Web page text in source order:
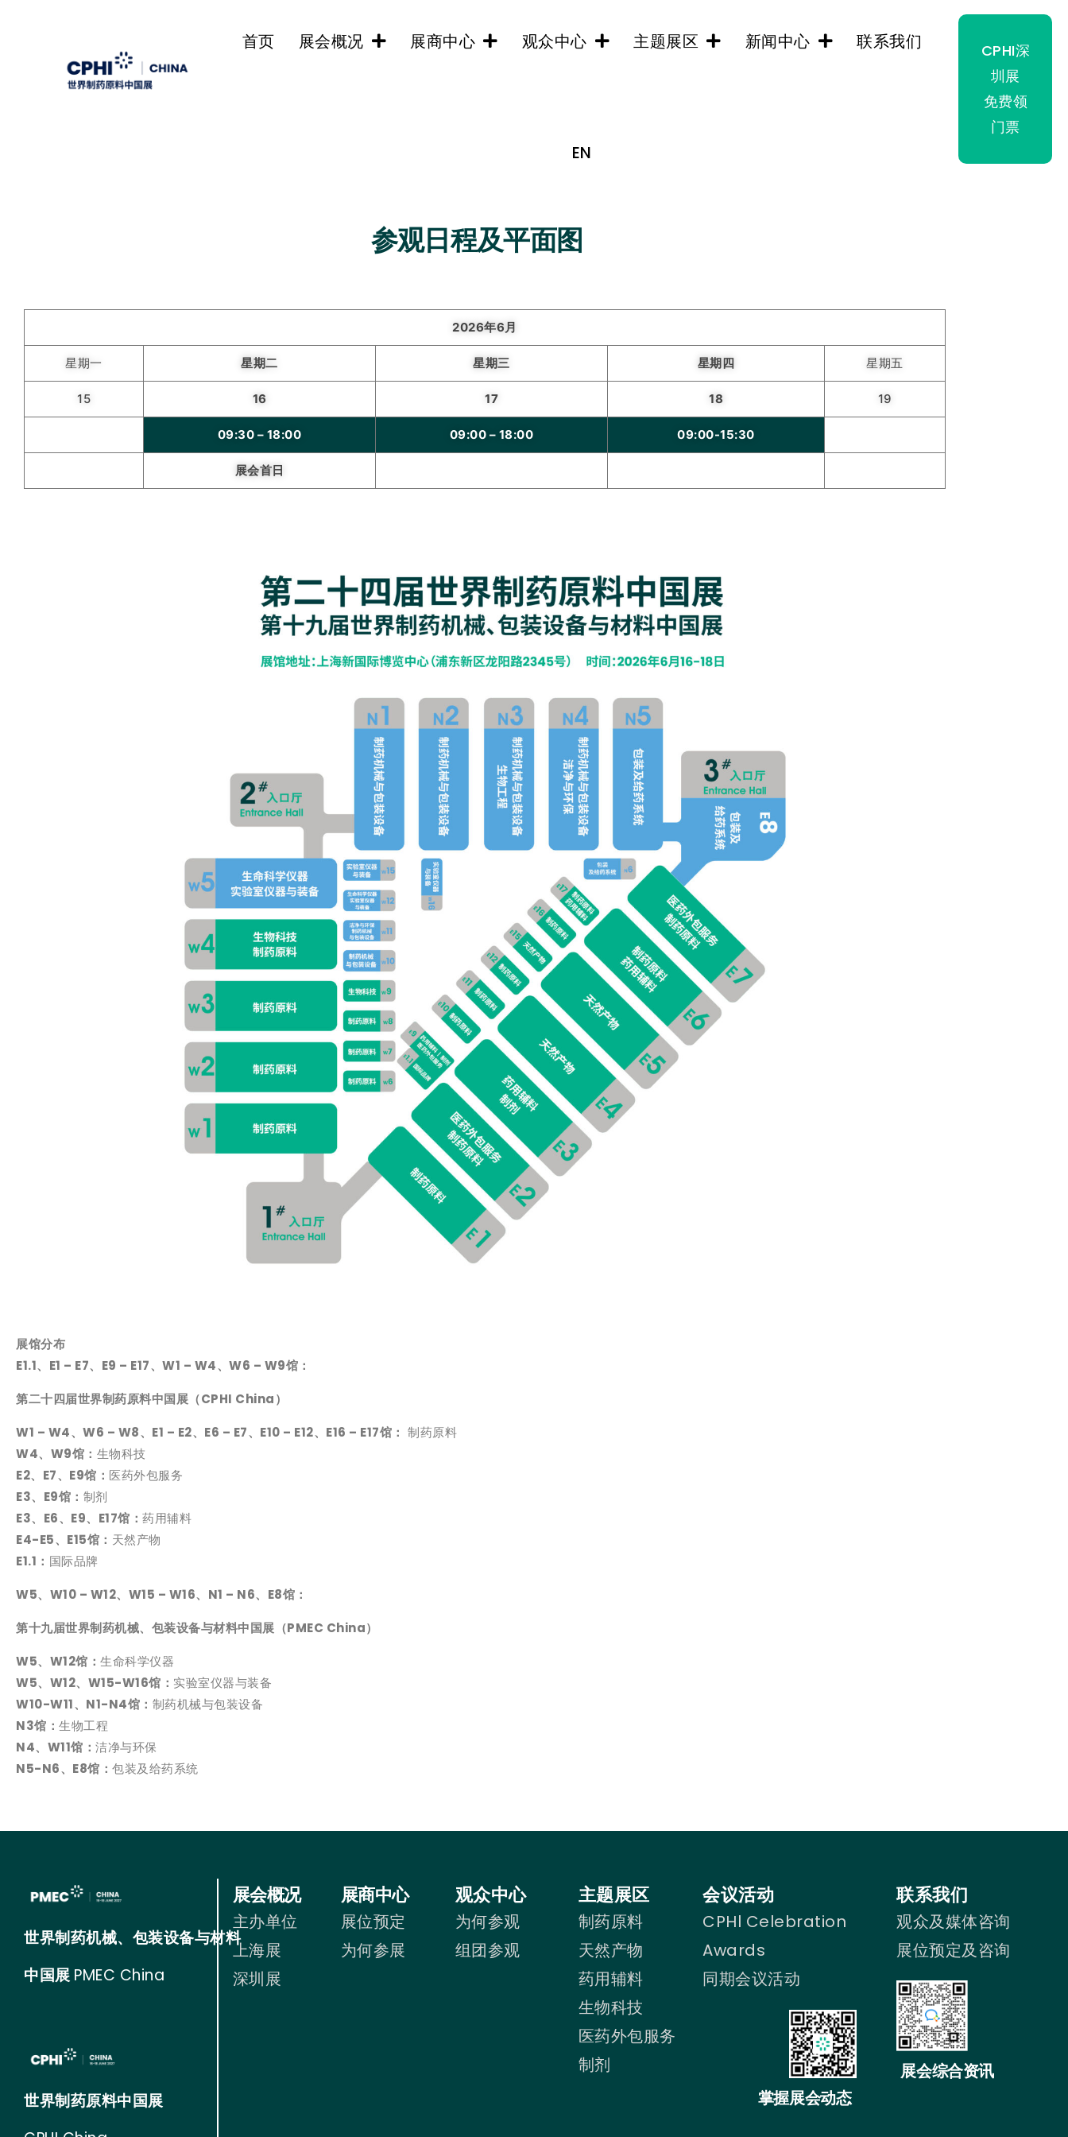
首页 展会概况 展商中心 观众中心 主题展区 新闻中心 联系我们
EN
CPHI深
圳展
免费领
门票
参观日程及平面图
2026年6月
星期一 星期二 星期三 星期四 星期五
15 16 17 18 19
09:30 – 18:00 09:00 – 18:00 09:00-15:30
展会首日
展馆分布
E1.1、E1 – E7、E9 – E17、W1 – W4、W6 – W9馆：
第二十四届世界制药原料中国展（CPHI China）
W1 – W4、W6 – W8、E1 – E2、E6 – E7、E10 – E12、E16 – E17馆： 制药原料
W4、W9馆： 生物科技
E2、E7、E9馆： 医药外包服务
E3、E9馆： 制剂
E3、E6、E9、E17馆： 药用辅料
E4-E5、E15馆： 天然产物
E1.1： 国际品牌
W5、W10 – W12、 W15 – W16、 N1 – N6、E8馆：
第十九届世界制药机械、包装设备与材料中国展（PMEC China）
W5、W12馆： 生命科学仪器
W5、W12、 W15-W16馆： 实验室仪器与装备
W10-W11、N1-N4馆： 制药机械与包装设备
N3馆： 生物工程
N4、W11馆： 洁净与环保
N5-N6、E8馆： 包装及给药系统
世界制药机械、包装设备与材料
中国展 PMEC China
世界制药原料中国展
展会概况
主办单位
上海展
深圳展
展商中心
展位预定
为何参展
观众中心
为何参观
组团参观
主题展区
制药原料
天然产物
药用辅料
生物科技
医药外包服务
制剂
会议活动
CPHl Celebration
Awards
同期会议活动
掌握展会动态
联系我们
观众及媒体咨询
展位预定及咨询
展会综合资讯